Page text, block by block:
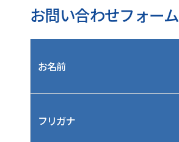
お問い合わせフォーム
お名前
フリガナ